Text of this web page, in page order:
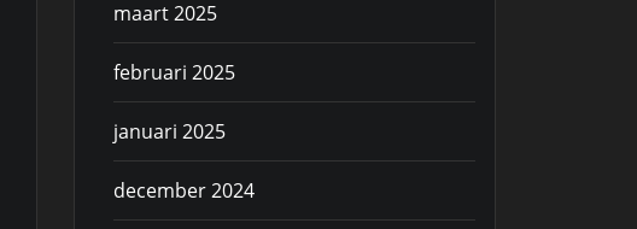
maart 2025
februari 2025
januari 2025
december 2024